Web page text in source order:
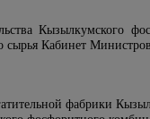
Кызылкумского
сырья Кабинет Министров
фабрики